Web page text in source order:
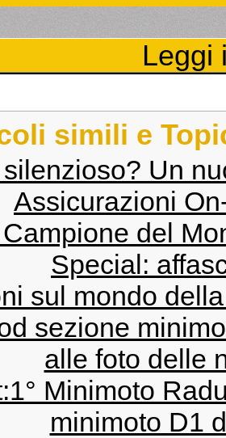
Leggi
simili e
Un
Assicurazioni
del
Special:
sul mondo
sezione
alle foto delle
Minimoto
minimoto D1